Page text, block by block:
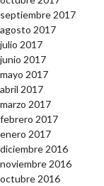
septiembre 2017
agosto 2017
julio 2017
junio 2017
mayo 2017
abril 2017
marzo 2017
febrero 2017
enero 2017
diciembre 2016
noviembre 2016
octubre 2016